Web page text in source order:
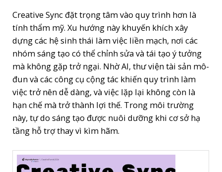
Creative Sync đặt trọng tâm vào quy trình hơn là
tính thẩm mỹ. Xu hướng này khuyến khích xây
dựng các hệ sinh thái làm việc liền mạch, nơi các
nhóm sáng tạo có thể chỉnh sửa và tái tạo ý tưởng
mà không gặp trở ngại. Nhờ AI, thư viện tài sản mô-
đun và các công cụ cộng tác khiến quy trình làm
việc trở nên dễ dàng, và việc lặp lại không còn là
hạn chế mà trở thành lợi thế. Trong môi trường
này, tự do sáng tạo được nuôi dưỡng khi cơ sở hạ
tầng hỗ trợ thay vì kìm hãm.